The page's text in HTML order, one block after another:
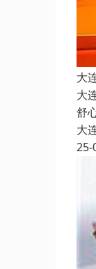
大
大
舒
大
25-